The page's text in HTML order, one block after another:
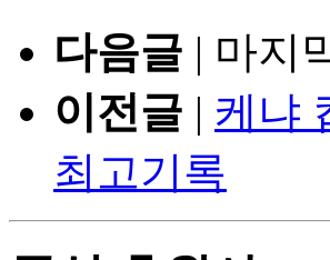
다음글 | 마지
이전글 | 케냐
최고기록